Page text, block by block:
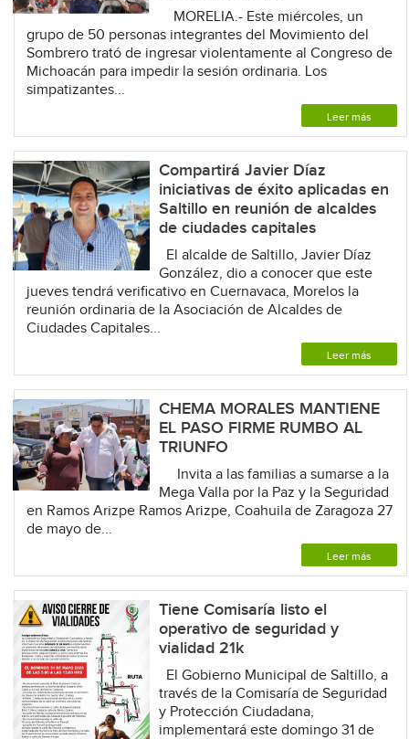
MORELIA.- Este miércoles, un
grupo de 50 personas integrantes del Movimiento del
Sombrero trató de ingresar violentamente al Congreso de
Michoacán para impedir la sesión ordinaria. Los
simpatizantes...
Leer más
Compartirá Javier Díaz
iniciativas de éxito aplicadas en
Saltillo en reunión de alcaldes
de ciudades capitales
El alcalde de Saltillo, Javier Díaz
González, dio a conocer que este
jueves tendrá verificativo en Cuernavaca, Morelos la
reunión ordinaria de la Asociación de Alcaldes de
Ciudades Capitales...
Leer más
CHEMA MORALES MANTIENE
EL PASO FIRME RUMBO AL
TRIUNFO
Invita a las familias a sumarse a la
Mega Valla por la Paz y la Seguridad
en Ramos Arizpe Ramos Arizpe, Coahuila de Zaragoza 27
de mayo de...
Leer más
Tiene Comisaría listo el
operativo de seguridad y
vialidad 21k
El Gobierno Municipal de Saltillo, a
través de la Comisaría de Seguridad
y Protección Ciudadana,
implementará este domingo 31 de